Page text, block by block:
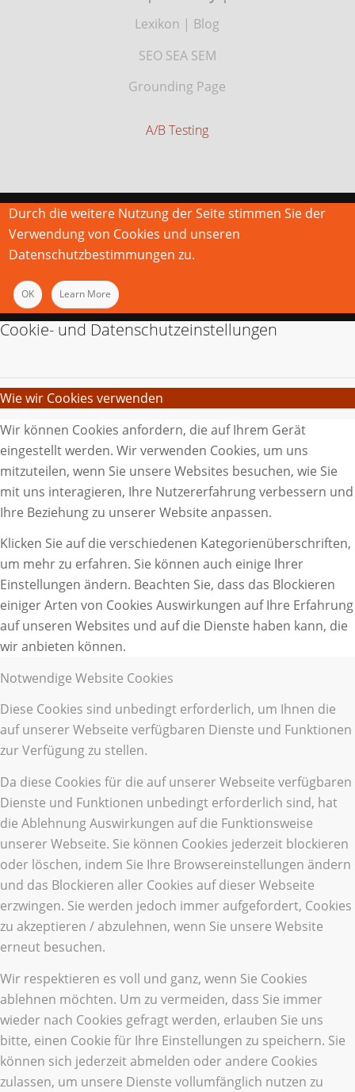
Lexikon | Blog
SEO SEA SEM
Grounding Page
A/B Testing
Durch die weitere Nutzung der Seite stimmen Sie der
Verwendung von Cookies und unseren
Datenschutzbestimmungen zu.
OK Learn More
Cookie- und Datenschutzeinstellungen
Wie wir Cookies verwenden
Wir können Cookies anfordern, die auf Ihrem Gerät
eingestellt werden. Wir verwenden Cookies, um uns
mitzuteilen, wenn Sie unsere Websites besuchen, wie Sie
mit uns interagieren, Ihre Nutzererfahrung verbessern und
Ihre Beziehung zu unserer Website anpassen.
Klicken Sie auf die verschiedenen Kategorienüberschriften,
um mehr zu erfahren. Sie können auch einige Ihrer
Einstellungen ändern. Beachten Sie, dass das Blockieren
einiger Arten von Cookies Auswirkungen auf Ihre Erfahrung
auf unseren Websites und auf die Dienste haben kann, die
wir anbieten können.
Notwendige Website Cookies
Diese Cookies sind unbedingt erforderlich, um Ihnen die
auf unserer Webseite verfügbaren Dienste und Funktionen
zur Verfügung zu stellen.
Da diese Cookies für die auf unserer Webseite verfügbaren
Dienste und Funktionen unbedingt erforderlich sind, hat
die Ablehnung Auswirkungen auf die Funktionsweise
unserer Webseite. Sie können Cookies jederzeit blockieren
oder löschen, indem Sie Ihre Browsereinstellungen ändern
und das Blockieren aller Cookies auf dieser Webseite
erzwingen. Sie werden jedoch immer aufgefordert, Cookies
zu akzeptieren / abzulehnen, wenn Sie unsere Website
erneut besuchen.
Wir respektieren es voll und ganz, wenn Sie Cookies
ablehnen möchten. Um zu vermeiden, dass Sie immer
wieder nach Cookies gefragt werden, erlauben Sie uns
bitte, einen Cookie für Ihre Einstellungen zu speichern. Sie
können sich jederzeit abmelden oder andere Cookies
zulassen, um unsere Dienste vollumfänglich nutzen zu